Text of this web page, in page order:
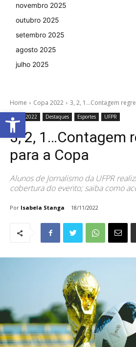
novembro 2025
outubro 2025
setembro 2025
agosto 2025
julho 2025